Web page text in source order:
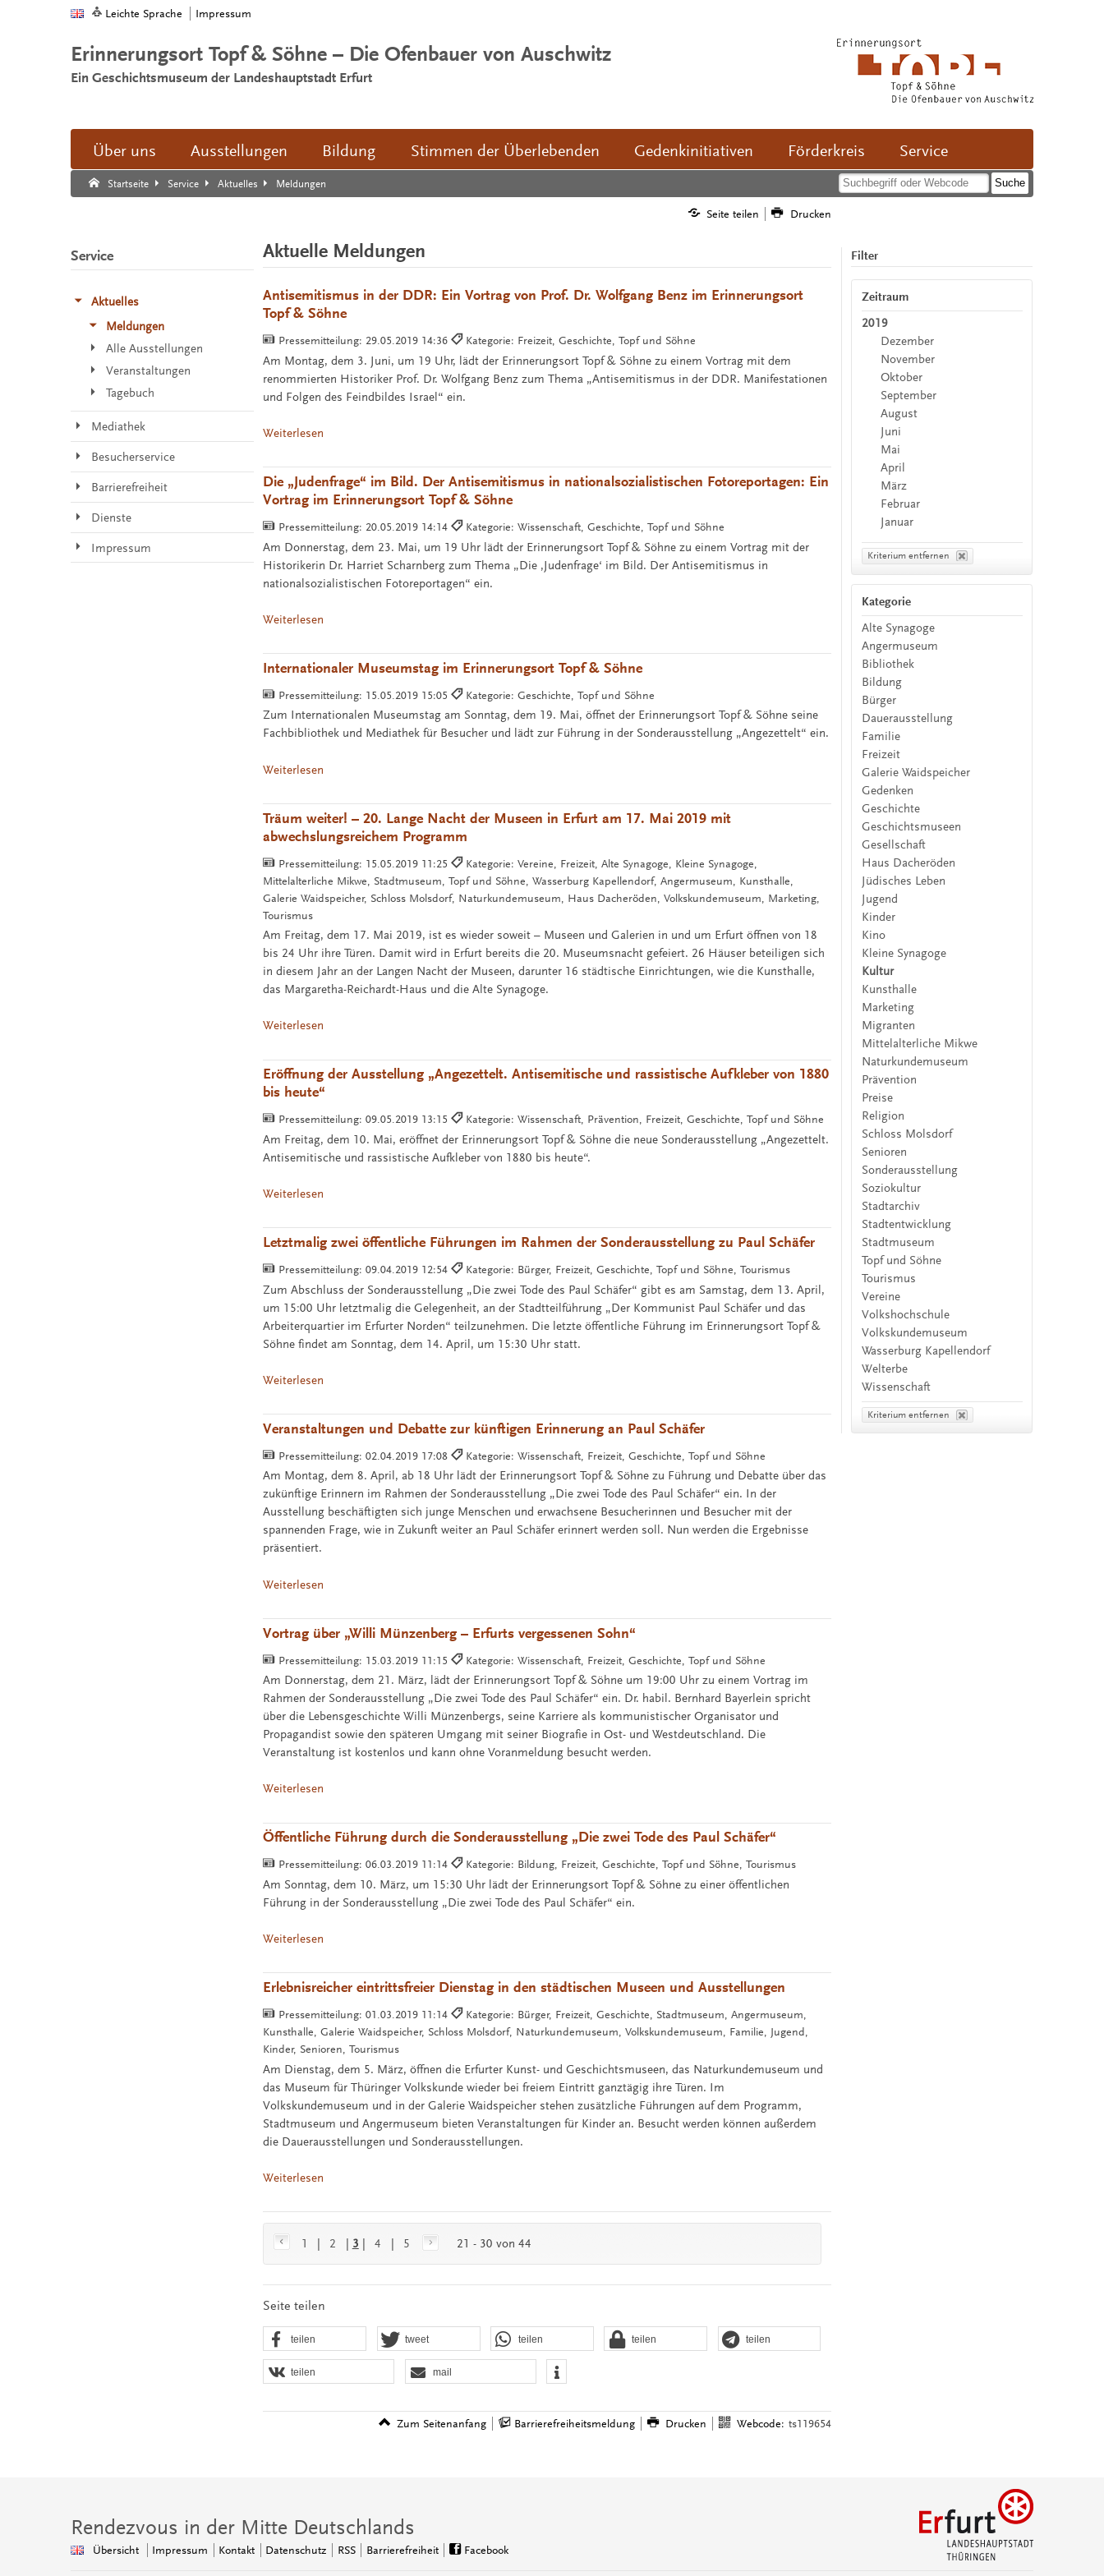
Leichte Sprache Impressum
Erinnerungsort Topf & Söhne – Die Ofenbauer von Auschwitz
Ein Geschichtsmuseum der Landeshauptstadt Erfurt
Über uns Ausstellungen Bildung Stimmen der Überlebenden Gedenkinitiativen Förderkreis Service
Startseite Service Aktuelles Meldungen
Suche:
Suche Ende.
Seite teilen Drucken
Aktuelle Meldungen
Antisemitismus in der DDR: Ein Vortrag von Prof. Dr. Wolfgang Benz im Erinnerungsort
Topf & Söhne
Pressemitteilung: 29.05.2019 14:36 Kategorie: Freizeit, Geschichte, Topf und Söhne
Am Montag, dem 3. Juni, um 19 Uhr, lädt der Erinnerungsort Topf & Söhne zu einem Vortrag mit dem
renommierten Historiker Prof. Dr. Wolfgang Benz zum Thema „Antisemitismus in der DDR. Manifestationen
und Folgen des Feindbildes Israel“ ein.
Weiterlesen
Die „Judenfrage“ im Bild. Der Antisemitismus in nationalsozialistischen Fotoreportagen: Ein
Vortrag im Erinnerungsort Topf & Söhne
Pressemitteilung: 20.05.2019 14:14 Kategorie: Wissenschaft, Geschichte, Topf und Söhne
Am Donnerstag, dem 23. Mai, um 19 Uhr lädt der Erinnerungsort Topf & Söhne zu einem Vortrag mit der
Historikerin Dr. Harriet Scharnberg zum Thema „Die ‚Judenfrage‘ im Bild. Der Antisemitismus in
nationalsozialistischen Fotoreportagen“ ein.
Weiterlesen
Internationaler Museumstag im Erinnerungsort Topf & Söhne
Pressemitteilung: 15.05.2019 15:05 Kategorie: Geschichte, Topf und Söhne
Zum Internationalen Museumstag am Sonntag, dem 19. Mai, öffnet der Erinnerungsort Topf & Söhne seine
Fachbibliothek und Mediathek für Besucher und lädt zur Führung in der Sonderausstellung „Angezettelt“ ein.
Weiterlesen
Träum weiter! – 20. Lange Nacht der Museen in Erfurt am 17. Mai 2019 mit
abwechslungsreichem Programm
Pressemitteilung: 15.05.2019 11:25
Kategorie: Vereine, Freizeit, Alte Synagoge, Kleine Synagoge,
Mittelalterliche Mikwe, Stadtmuseum, Topf und Söhne, Wasserburg Kapellendorf, Angermuseum, Kunsthalle,
Galerie Waidspeicher, Schloss Molsdorf, Naturkundemuseum, Haus Dacheröden, Volkskundemuseum, Marketing,
Tourismus
Am Freitag, dem 17. Mai 2019, ist es wieder soweit – Museen und Galerien in und um Erfurt öffnen von 18
bis 24 Uhr ihre Türen. Damit wird in Erfurt bereits die 20. Museumsnacht gefeiert. 26 Häuser beteiligen sich
in diesem Jahr an der Langen Nacht der Museen, darunter 16 städtische Einrichtungen, wie die Kunsthalle,
das Margaretha-Reichardt-Haus und die Alte Synagoge.
Weiterlesen
Eröffnung der Ausstellung „Angezettelt. Antisemitische und rassistische Aufkleber von 1880
bis heute“
Pressemitteilung: 09.05.2019 13:15 Kategorie: Wissenschaft, Prävention, Freizeit, Geschichte, Topf und Söhne
Am Freitag, dem 10. Mai, eröffnet der Erinnerungsort Topf & Söhne die neue Sonderausstellung „Angezettelt.
Antisemitische und rassistische Aufkleber von 1880 bis heute“.
Weiterlesen
Letztmalig zwei öffentliche Führungen im Rahmen der Sonderausstellung zu Paul Schäfer
Pressemitteilung: 09.04.2019 12:54 Kategorie: Bürger, Freizeit, Geschichte, Topf und Söhne, Tourismus
Zum Abschluss der Sonderausstellung „Die zwei Tode des Paul Schäfer“ gibt es am Samstag, dem 13. April,
um 15:00 Uhr letztmalig die Gelegenheit, an der Stadtteilführung „Der Kommunist Paul Schäfer und das
Arbeiterquartier im Erfurter Norden“ teilzunehmen. Die letzte öffentliche Führung im Erinnerungsort Topf &
Söhne findet am Sonntag, dem 14. April, um 15:30 Uhr statt.
Weiterlesen
Veranstaltungen und Debatte zur künftigen Erinnerung an Paul Schäfer
Pressemitteilung: 02.04.2019 17:08 Kategorie: Wissenschaft, Freizeit, Geschichte, Topf und Söhne
Am Montag, dem 8. April, ab 18 Uhr lädt der Erinnerungsort Topf & Söhne zu Führung und Debatte über das
zukünftige Erinnern im Rahmen der Sonderausstellung „Die zwei Tode des Paul Schäfer“ ein. In der
Ausstellung beschäftigten sich junge Menschen und erwachsene Besucherinnen und Besucher mit der
spannenden Frage, wie in Zukunft weiter an Paul Schäfer erinnert werden soll. Nun werden die Ergebnisse
präsentiert.
Weiterlesen
Vortrag über „Willi Münzenberg – Erfurts vergessenen Sohn“
Pressemitteilung: 15.03.2019 11:15 Kategorie: Wissenschaft, Freizeit, Geschichte, Topf und Söhne
Am Donnerstag, dem 21. März, lädt der Erinnerungsort Topf & Söhne um 19:00 Uhr zu einem Vortrag im
Rahmen der Sonderausstellung „Die zwei Tode des Paul Schäfer“ ein. Dr. habil. Bernhard Bayerlein spricht
über die Lebensgeschichte Willi Münzenbergs, seine Karriere als kommunistischer Organisator und
Propagandist sowie den späteren Umgang mit seiner Biografie in Ost- und Westdeutschland. Die
Veranstaltung ist kostenlos und kann ohne Voranmeldung besucht werden.
Weiterlesen
Öffentliche Führung durch die Sonderausstellung „Die zwei Tode des Paul Schäfer“
Pressemitteilung: 06.03.2019 11:14 Kategorie: Bildung, Freizeit, Geschichte, Topf und Söhne, Tourismus
Am Sonntag, dem 10. März, um 15:30 Uhr lädt der Erinnerungsort Topf & Söhne zu einer öffentlichen
Führung in der Sonderausstellung „Die zwei Tode des Paul Schäfer“ ein.
Weiterlesen
Erlebnisreicher eintrittsfreier Dienstag in den städtischen Museen und Ausstellungen
Pressemitteilung: 01.03.2019 11:14
Kategorie: Bürger, Freizeit, Geschichte, Stadtmuseum, Angermuseum,
Kunsthalle, Galerie Waidspeicher, Schloss Molsdorf, Naturkundemuseum, Volkskundemuseum, Familie, Jugend,
Kinder, Senioren, Tourismus
Am Dienstag, dem 5. März, öffnen die Erfurter Kunst- und Geschichtsmuseen, das Naturkundemuseum und
das Museum für Thüringer Volkskunde wieder bei freiem Eintritt ganztägig ihre Türen. Im
Volkskundemuseum und in der Galerie Waidspeicher stehen zusätzliche Führungen auf dem Programm,
Stadtmuseum und Angermuseum bieten Veranstaltungen für Kinder an. Besucht werden können außerdem
die Dauerausstellungen und Sonderausstellungen.
Weiterlesen
1 2 3 4 5 21 - 30 von 44
Seite teilen
teilen tweet teilen teilen teilen
teilen mail
Zum Seitenanfang Barrierefreiheitsmeldung Drucken Webcode: ts119654
Filter
Zeitraum
2019
Dezember
November
Oktober
September
August
Juni
Mai
April
März
Februar
Januar
Kriterium entfernen
Kategorie
Alte Synagoge
Angermuseum
Bibliothek
Bildung
Bürger
Dauerausstellung
Familie
Freizeit
Galerie Waidspeicher
Gedenken
Geschichte
Geschichtsmuseen
Gesellschaft
Haus Dacheröden
Jüdisches Leben
Jugend
Kinder
Kino
Kleine Synagoge
Kultur
Kunsthalle
Marketing
Migranten
Mittelalterliche Mikwe
Naturkundemuseum
Prävention
Preise
Religion
Schloss Molsdorf
Senioren
Sonderausstellung
Soziokultur
Stadtarchiv
Stadtentwicklung
Stadtmuseum
Topf und Söhne
Tourismus
Vereine
Volkshochschule
Volkskundemuseum
Wasserburg Kapellendorf
Welterbe
Wissenschaft
Kriterium entfernen
Service
Aktuelles
Meldungen
Alle Ausstellungen
Veranstaltungen
Tagebuch
Mediathek
Besucherservice
Barrierefreiheit
Dienste
Impressum
Rendezvous in der Mitte Deutschlands
Übersicht Impressum Kontakt Datenschutz RSS Barrierefreiheit Facebook